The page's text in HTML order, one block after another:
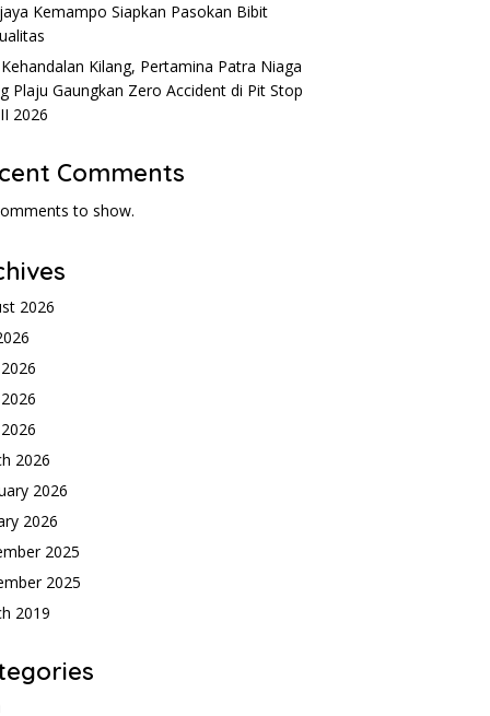
Kemampo Siapkan Pasokan Bibit
Kehandalan Kilang, Pertamina Patra Niaga
Plaju Gaungkan Zero Accident di Pit Stop
2026
Comments
to show.
2026
2026
2026
2026
2025
2025
2019